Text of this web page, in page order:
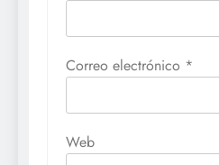
Correo electrónico *
Web